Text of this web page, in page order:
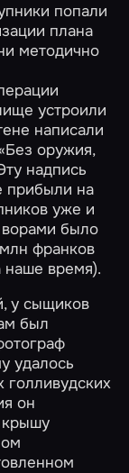
попали
плана
методично
устроили
написали
оружия,
надпись
прибыли на
уже и
было
франков
наше время).
у сыщиков
был
удалось
голливудских
он
крышу